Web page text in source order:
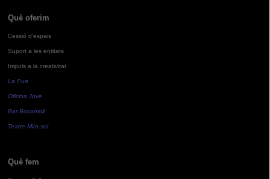
Què oferim
Cessió d'espais
Suport a les entitats
Impuls a la creativitat
La Pua
Oficina Jove
Bar Bocamoll
Teatre Mira-sol
Què fem